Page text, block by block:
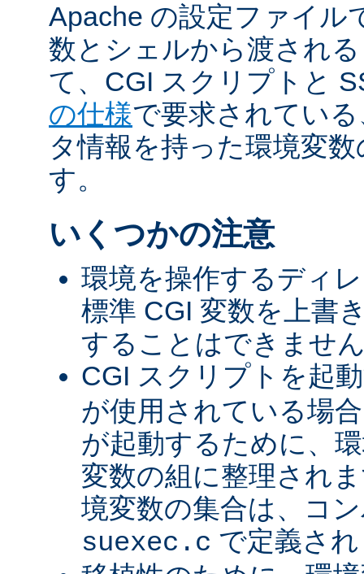
Apache の設定ファイル
数とシェルから渡され
て、CGI スクリプトと
の仕様で要求されてい
タ情報を持った環境変
す。
いくつかの注意
環境を操作するディ
標準 CGI 変数を上書
することはできませ
CGI スクリプトを起
が使用されている場
が起動するために、
変数の組に整理され
境変数の集合は、コ
suexec.c で定義さ